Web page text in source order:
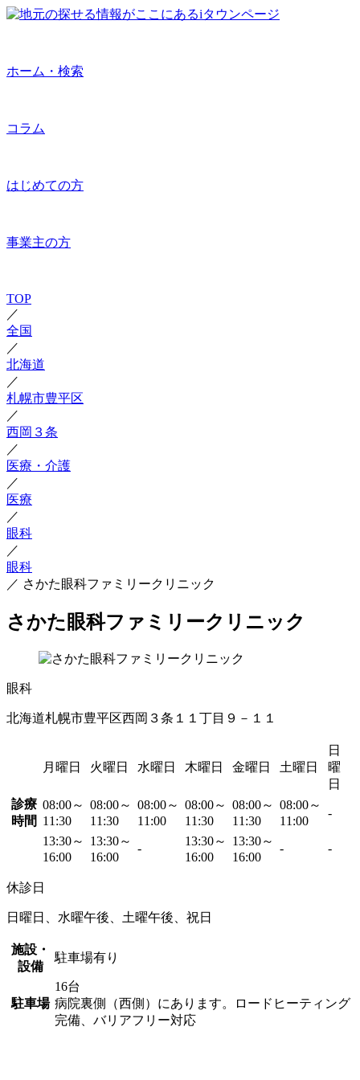
ホーム・検索
コラム
はじめての方
事業主の方
TOP
／
全国
／
北海道
／
札幌市豊平区
／
西岡３条
／
医療・介護
／
医療
／
眼科
／
眼科
／ さかた眼科ファミリークリニック
さかた眼科ファミリークリニック
眼科
北海道札幌市豊平区西岡３条１１丁目９－１１
月曜日 火曜日 水曜日 木曜日 金曜日 土曜日
日
曜
日
診療
時間
08:00～
11:30
08:00～
11:30
08:00～
11:00
08:00～
11:30
08:00～
11:30
08:00～
11:00
-
13:30～
16:00
13:30～
16:00
-
13:30～
16:00
13:30～
16:00
- -
休診日
日曜日、水曜午後、土曜午後、祝日
施設・
設備
駐車場有り
駐車場
16台
病院裏側（西側）にあります。ロードヒーティング
完備、バリアフリー対応